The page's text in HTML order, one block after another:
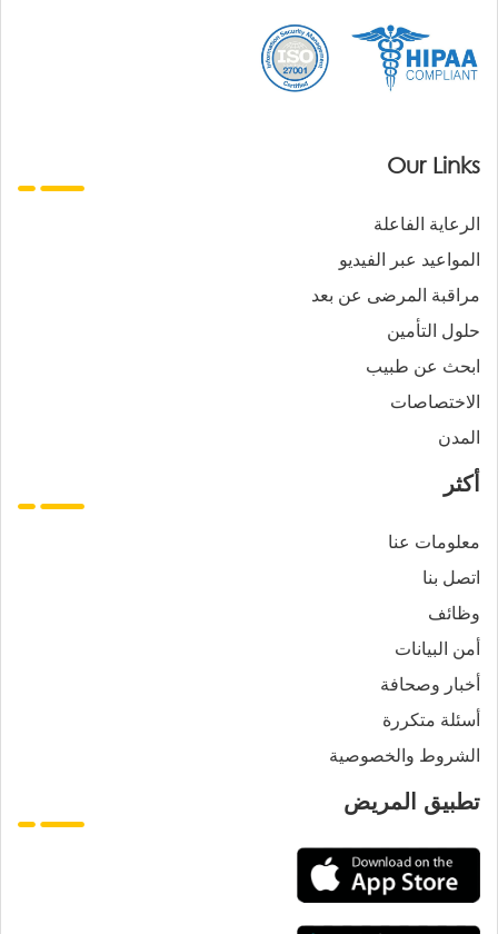
Our Links
الرعاية الفاعلة
المواعيد عبر الفيديو
مراقبة المرضى عن بعد
حلول التأمين
ابحث عن طبيب
الاختصاصات
المدن
أكثر
معلومات عنا
اتصل بنا
وظائف
أمن البيانات
أخبار وصحافة
أسئلة متكررة
الشروط والخصوصية
تطبيق المريض